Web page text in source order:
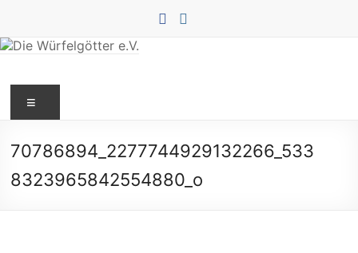
springen
Würfelgötter
e.V.
70786894_2277744929132266_533
8323965842554880_o